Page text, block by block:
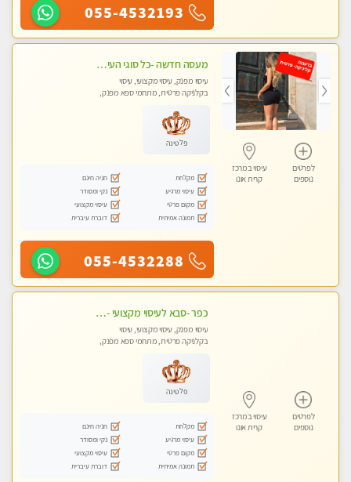
055-4532193
לפרטים
נוספים
עיסוי במרכז
קרית אונו
מעסה חדשה -כל סוגי העיסויים מעסה מקצועית ואיכותית פרטי!!!מומלץ לחלוטין!!
עיסוי מפנק, עיסוי מקצועי, עיסוי
בקלניקה פרטית, מתחמי ספא מפנק,
פלטינה
מקלחת
חניה חינם
עיסוי מרגיע
נקי ומסודר
מקום פרטי
עיסוי מקצועי
תמונה אמיתית
דוברת עיברית
055-4532288
לפרטים
נוספים
עיסוי במרכז
קרית אונו
כפר -סבא לעיסוי מקצועי -באווירה שקטה ונעימה לחוויה של רוגע מומלץ מאוד מאוד- ללא מין !
עיסוי מפנק, עיסוי מקצועי, עיסוי
בקלניקה פרטית, מתחמי ספא מפנק,
פלטינה
מקלחת
חניה חינם
עיסוי מרגיע
נקי ומסודר
מקום פרטי
עיסוי מקצועי
תמונה אמיתית
דוברת עיברית